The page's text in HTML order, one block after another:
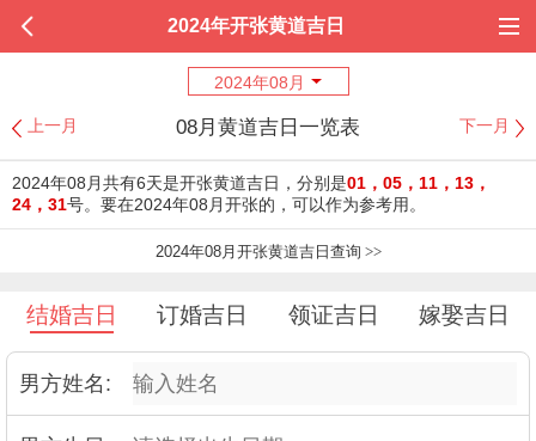
2024年开张黄道吉日
2024年08月
上一月 08月黄道吉日一览表 下一月
2024年08月共有6天是开张黄道吉日，分别是01，05，11，13，
24，31号。要在2024年08月开张的，可以作为参考用。
2024年08月开张黄道吉日查询 >>
结婚吉日 订婚吉日 领证吉日 嫁娶吉日
男方姓名: